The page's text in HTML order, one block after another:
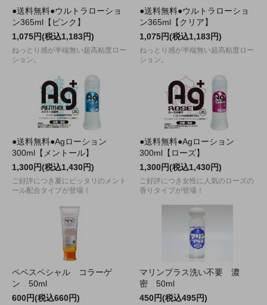
●送料無料●ウルトラローショ
ン365ml【ピンク】
1,075円(税込1,183円)
ねっとり感が半端無い超高粘度ロー
ション。
●送料無料●ウルトラローショ
ン365ml【クリア】
1,075円(税込1,183円)
ねっとり感が半端無い超高粘度ロー
ション。
●送料無料●Agローション
300ml【メントール】
1,300円(税込1,430円)
ご好評につき夏にピッタリのメント
ール配合タイプが登場！
●送料無料●Agローション
300ml【ローズ】
1,300円(税込1,430円)
ご好評につき女性に人気のローズの
香りタイプが登場！
ペペスペシャル コラーゲ
ン 50ml
600円(税込660円)
マリンプラス洗い不要 濃
密 50ml
450円(税込495円)